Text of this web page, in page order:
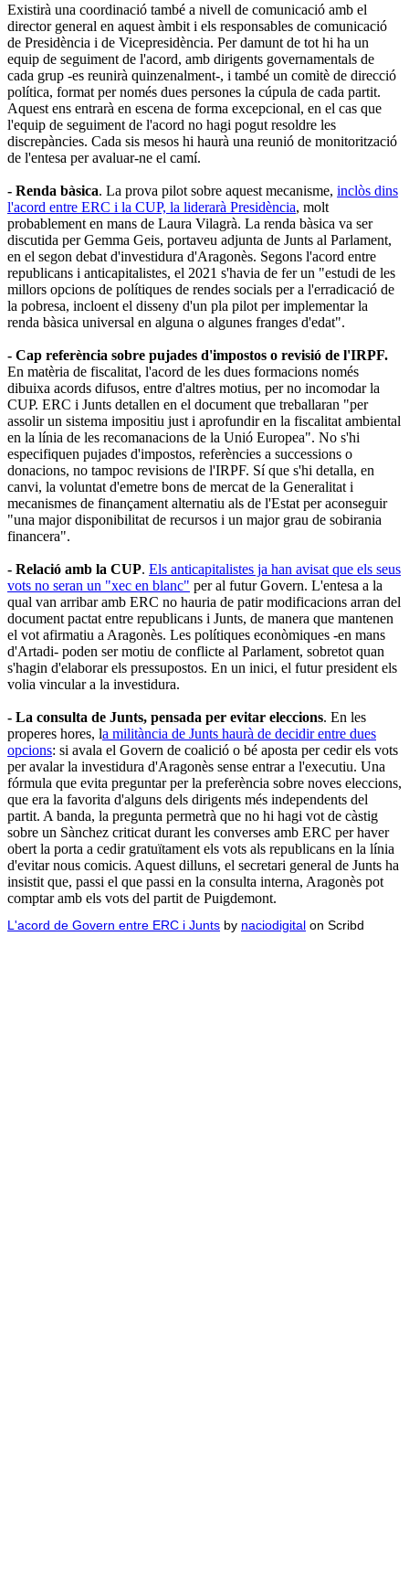
Existirà una coordinació també a nivell de comunicació amb el
director general en aquest àmbit i els responsables de comunicació
de Presidència i de Vicepresidència. Per damunt de tot hi ha un
equip de seguiment de l'acord, amb dirigents governamentals de
cada grup -es reunirà quinzenalment-, i també un comitè de direcció
política, format per només dues persones la cúpula de cada partit.
Aquest ens entrarà en escena de forma excepcional, en el cas que
l'equip de seguiment de l'acord no hagi pogut resoldre les
discrepàncies. Cada sis mesos hi haurà una reunió de monitorització
de l'entesa per avaluar-ne el camí.
- Renda bàsica. La prova pilot sobre aquest mecanisme, inclòs dins
l'acord entre ERC i la CUP, la liderarà Presidència, molt
probablement en mans de Laura Vilagrà. La renda bàsica va ser
discutida per Gemma Geis, portaveu adjunta de Junts al Parlament,
en el segon debat d'investidura d'Aragonès. Segons l'acord entre
republicans i anticapitalistes, el 2021 s'havia de fer un "estudi de les
millors opcions de polítiques de rendes socials per a l'erradicació de
la pobresa, incloent el disseny d'un pla pilot per implementar la
renda bàsica universal en alguna o algunes franges d'edat".
- Cap referència sobre pujades d'impostos o revisió de l'IRPF.
En matèria de fiscalitat, l'acord de les dues formacions només
dibuixa acords difusos, entre d'altres motius, per no incomodar la
CUP. ERC i Junts detallen en el document que treballaran "per
assolir un sistema impositiu just i aprofundir en la fiscalitat ambiental
en la línia de les recomanacions de la Unió Europea". No s'hi
especifiquen pujades d'impostos, referències a successions o
donacions, no tampoc revisions de l'IRPF. Sí que s'hi detalla, en
canvi, la voluntat d'emetre bons de mercat de la Generalitat i
mecanismes de finançament alternatiu als de l'Estat per aconseguir
"una major disponibilitat de recursos i un major grau de sobirania
financera".
- Relació amb la CUP. Els anticapitalistes ja han avisat que els seus
vots no seran un "xec en blanc" per al futur Govern. L'entesa a la
qual van arribar amb ERC no hauria de patir modificacions arran del
document pactat entre republicans i Junts, de manera que mantenen
el vot afirmatiu a Aragonès. Les polítiques econòmiques -en mans
d'Artadi- poden ser motiu de conflicte al Parlament, sobretot quan
s'hagin d'elaborar els pressupostos. En un inici, el futur president els
volia vincular a la investidura.
- La consulta de Junts, pensada per evitar eleccions. En les
properes hores, la militància de Junts haurà de decidir entre dues
opcions: si avala el Govern de coalició o bé aposta per cedir els vots
per avalar la investidura d'Aragonès sense entrar a l'executiu. Una
fórmula que evita preguntar per la preferència sobre noves eleccions,
que era la favorita d'alguns dels dirigents més independents del
partit. A banda, la pregunta permetrà que no hi hagi vot de càstig
sobre un Sànchez criticat durant les converses amb ERC per haver
obert la porta a cedir gratuïtament els vots als republicans en la línia
d'evitar nous comicis. Aquest dilluns, el secretari general de Junts ha
insistit que, passi el que passi en la consulta interna, Aragonès pot
comptar amb els vots del partit de Puigdemont.
L'acord de Govern entre ERC i Junts by naciodigital on Scribd